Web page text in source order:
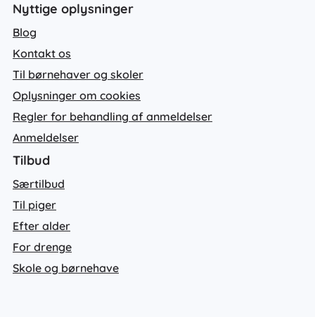
Nyttige oplysninger
Blog
Kontakt os
Til børnehaver og skoler
Oplysninger om cookies
Regler for behandling af anmeldelser
Anmeldelser
Tilbud
Særtilbud
Til piger
Efter alder
For drenge
Skole og børnehave